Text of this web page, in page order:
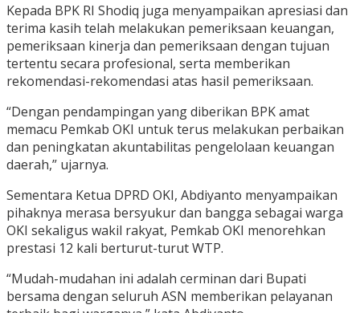
Kepada BPK RI Shodiq juga menyampaikan apresiasi dan
terima kasih telah melakukan pemeriksaan keuangan,
pemeriksaan kinerja dan pemeriksaan dengan tujuan
tertentu secara profesional, serta memberikan
rekomendasi-rekomendasi atas hasil pemeriksaan.
“Dengan pendampingan yang diberikan BPK amat
memacu Pemkab OKI untuk terus melakukan perbaikan
dan peningkatan akuntabilitas pengelolaan keuangan
daerah,” ujarnya.
Sementara Ketua DPRD OKI, Abdiyanto menyampaikan
pihaknya merasa bersyukur dan bangga sebagai warga
OKI sekaligus wakil rakyat, Pemkab OKI menorehkan
prestasi 12 kali berturut-turut WTP.
“Mudah-mudahan ini adalah cerminan dari Bupati
bersama dengan seluruh ASN memberikan pelayanan